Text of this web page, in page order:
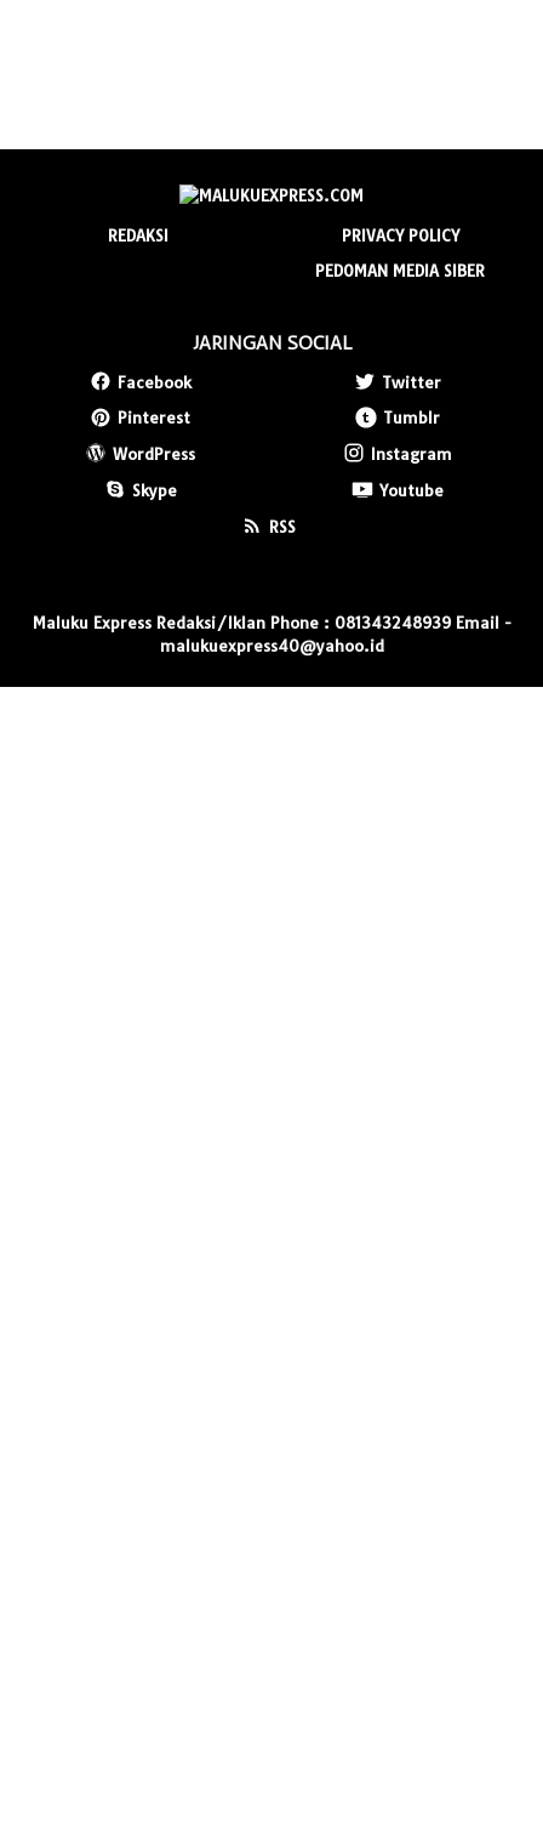
REDAKSI
PRIVACY POLICY
PEDOMAN MEDIA SIBER
JARINGAN SOCIAL
Facebook
Twitter
Pinterest
Tumblr
WordPress
Instagram
Skype
Youtube
RSS
Maluku Express Redaksi/Iklan Phone : 081343248939 Email -
malukuexpress40@yahoo.id